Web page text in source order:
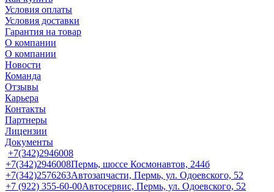
Условия оплаты
Условия доставки
Гарантия на товар
О компании
О компании
Новости
Команда
Отзывы
Карьера
Контакты
Партнеры
Лицензии
Документы
+7(342)2946008
+7(342)2946008Пермь, шоссе Космонавтов, 244б
+7(342)2576263Автозапчасти, Пермь, ул. Одоевского, 52
+7 (922) 355-60-00Автосервис, Пермь, ул. Одоевского, 52